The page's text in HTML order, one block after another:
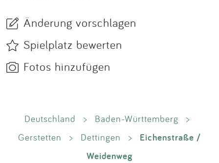
Änderung vorschlagen
Spielplatz bewerten
Fotos hinzufügen
Deutschland > Baden-Württemberg
>
Gerstetten
> Dettingen >
Eichenstraße /
Weidenweg